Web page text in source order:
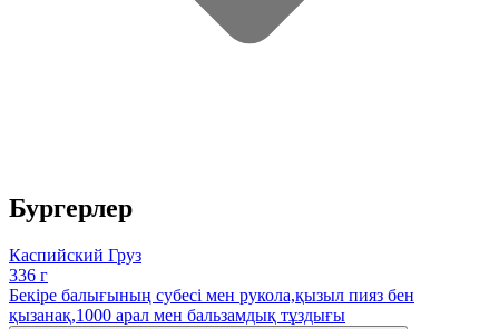
Бургерлер
Каспийский Груз
336 г
Бекіре балығының субесі мен рукола,қызыл пияз бен
қызанақ,1000 арал мен бальзамдық тұздығы